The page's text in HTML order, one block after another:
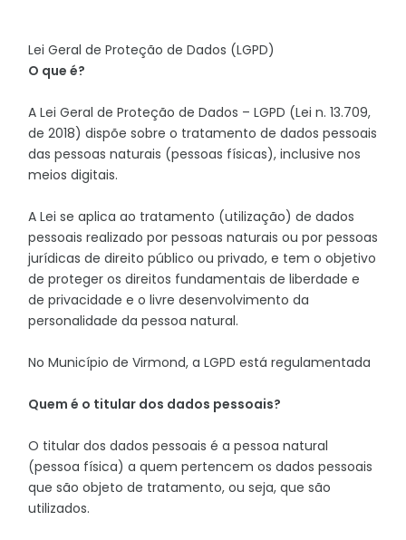
Lei Geral de Proteção de Dados (LGPD)
O que é?
A Lei Geral de Proteção de Dados – LGPD (Lei n. 13.709,
de 2018) dispõe sobre o tratamento de dados pessoais
das pessoas naturais (pessoas físicas), inclusive nos
meios digitais.
A Lei se aplica ao tratamento (utilização) de dados
pessoais realizado por pessoas naturais ou por pessoas
jurídicas de direito público ou privado, e tem o objetivo
de proteger os direitos fundamentais de liberdade e
de privacidade e o livre desenvolvimento da
personalidade da pessoa natural.
No Município de Virmond, a LGPD está regulamentada
Quem é o titular dos dados pessoais?
O titular dos dados pessoais é a pessoa natural
(pessoa física) a quem pertencem os dados pessoais
que são objeto de tratamento, ou seja, que são
utilizados.